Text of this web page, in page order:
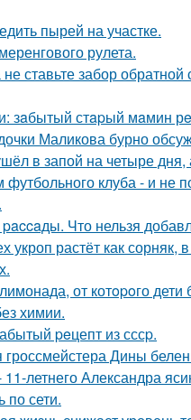
пырей на участке.
рулета.
не ставьте забор обратной
зaбытый стapый мaмин
Маликова бурно
в запой на четыре дня,
футбольного клуба - и не
Что нельзя
укроп растёт как сорняк,
от котopoго дети
химии.
peцепт из сссp.
гроссмейстера Дины
11-летнего Александра
по сети.